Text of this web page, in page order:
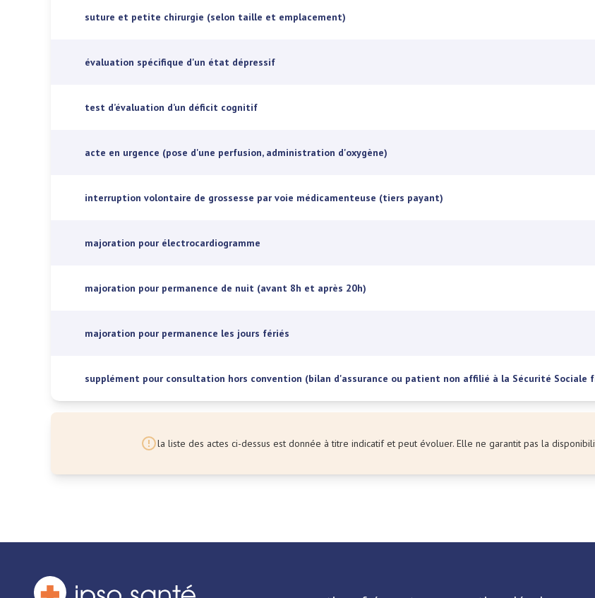
suture et petite chirurgie (selon taille et emplacement)
évaluation spécifique d'un état dépressif
test d’évaluation d’un déficit cognitif
acte en urgence (pose d'une perfusion, administration d'oxygène)
interruption volontaire de grossesse par voie médicamenteuse (tiers payant)
majoration pour électrocardiogramme
majoration pour permanence de nuit (avant 8h et après 20h)
majoration pour permanence les jours fériés
supplément pour consultation hors convention (bilan d'assurance ou patient non affilié à la Sécurité Sociale
la liste des actes ci-dessus est donnée à titre indicatif et peut évoluer. Elle ne garantit pas la